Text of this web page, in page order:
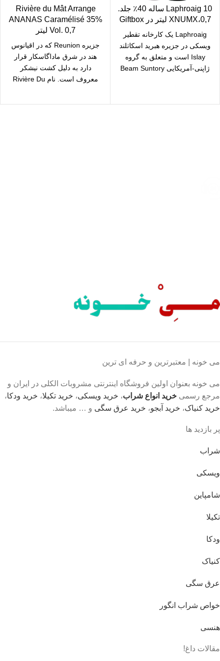
Laphroaig 10 ساله 40٪ جلد.
0,7،XNUMX لیتر در Giftbox
Laphroaig یک کارخانه تقطیر
ویسکی در جزیره هبرید اسکاتلند
Islay است و متعلق به گروه
ژاپنی-آمریکایی Beam Suntory
Rivière du Mât Arrange
ANANAS Caramélisé 35%
Vol. 0,7 لیتر
جزیره Reunion که در اقیانوس
هند در شرق ماداگاسکار قرار
دارد به دلیل کشت نیشکر
معروف است. نام Rivière Du
می خونه | معتبرترین و حرفه ای ترین
می خونه بعنوان اولین فروشگاه اینترنتی مشروبات الکلی در ایران و
مرجع رسمی خرید انواع شراب، خرید ویسکی، خرید تکیلا، خرید ودکا،
خرید کنیاک، خرید آبجو، خرید عرق سگی و … میباشد.
پر بازدید ها
شراب
ویسکی
شامپاین
تکیلا
ودکا
کنیاک
عرق سگی
خواص شراب انگور
هنسی
مقالات داغ!